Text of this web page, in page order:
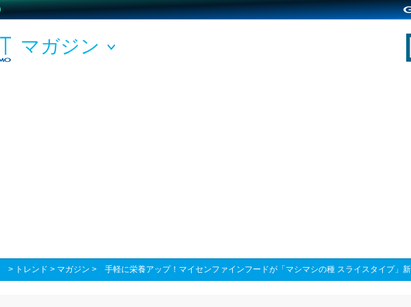
マガジン
> トレンド > マガジン > 手軽に栄養アップ！マイセンファインフードが「マシマシの種 スライスタイプ」